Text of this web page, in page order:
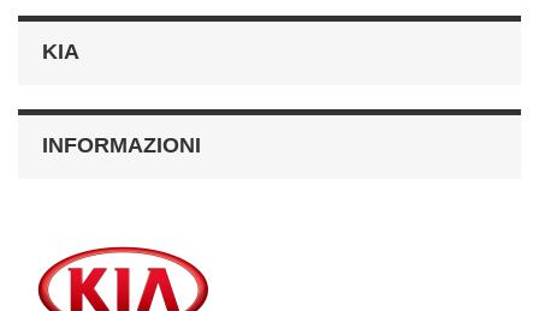
KIA
INFORMAZIONI